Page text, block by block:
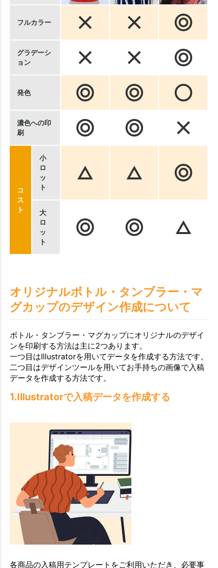
フルカラー
グラデーシ
ョン
発色
濃色への印
刷
コ
ス
ト
小
ロ
ッ
ト
大
ロ
ッ
ト
オリジナルボトル・タンブラー・マ
グカップのデザイン作成について
ボトル・タンブラー・マグカップにオリジナルのデザイ
ンを印刷する方法は主に2つあります。
一つ目はIllustratorを用いてデータを作成する方法です。
二つ目はデザインツールを用いてお手持ちの画像で入稿
データを作成する方法です。
1.Illustratorで入稿データを作成する
各商品の入稿用テンプレートをご利用いただき、必要事